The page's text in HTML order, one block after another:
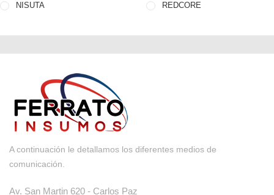
NISUTA REDCORE
A continuación le detallamos los diferentes medios de
comunicación.
Av. San Martin 620 - Carlos Paz